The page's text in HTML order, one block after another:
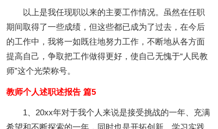
以上是我任现职以来的主要工作情况。虽然在任职
期间取得了一些成绩，但这些都已成为了过去，在今后
的工作中，我将一如既往地努力工作，不断地从各方面
提高自己，争取把工作做得更好，使自己无愧于“人民教
师”这个光荣称号。
教师个人述职述报告 篇5
1、20xx年对于我个人来说是接受挑战的一年、充满
希望和不断探索的一年，同时也是开拓创新、学习实践